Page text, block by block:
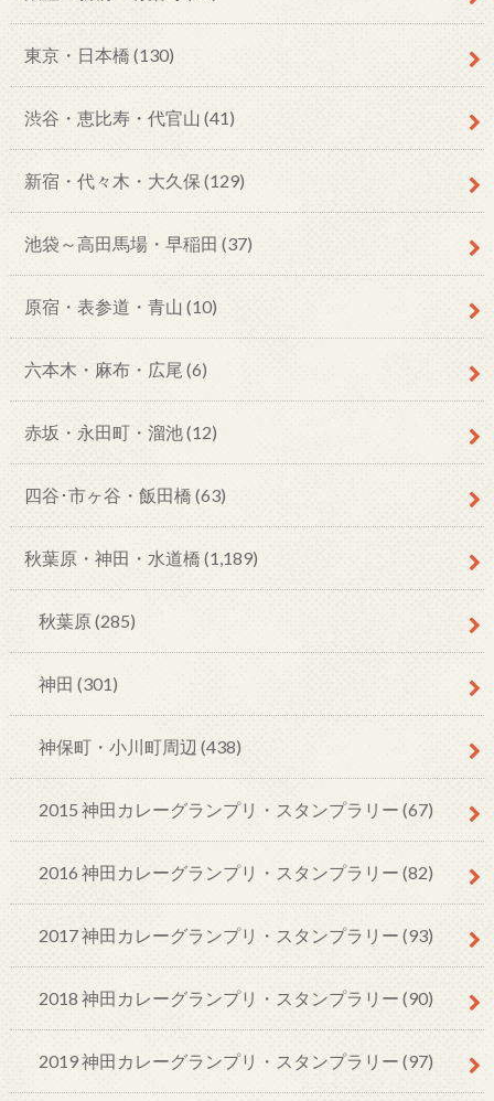
東京・日本橋 (130)
渋谷・恵比寿・代官山 (41)
新宿・代々木・大久保 (129)
池袋～高田馬場・早稲田 (37)
原宿・表参道・青山 (10)
六本木・麻布・広尾 (6)
赤坂・永田町・溜池(12)
四谷･市ヶ谷・飯田橋 (63)
秋葉原・神田・水道橋 (1,189)
秋葉原 (285)
神田 (301)
神保町・小川町周辺 (438)
2015 神田カレーグランプリ・スタンプラリー (67)
2016 神田カレーグランプリ・スタンプラリー (82)
2017 神田カレーグランプリ・スタンプラリー (93)
2018 神田カレーグランプリ・スタンプラリー (90)
2019 神田カレーグランプリ・スタンプラリー (97)